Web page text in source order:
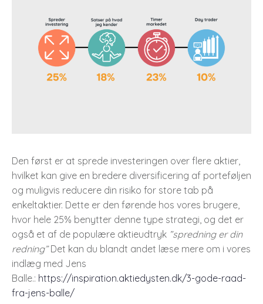
Den først er at sprede investeringen over flere aktier,
hvilket kan give en bredere diversificering af porteføljen
og muligvis reducere din risiko for store tab på
enkeltaktier. Dette er den førende hos vores brugere,
hvor hele 25% benytter denne type strategi, og det er
også et af de populære aktieudtryk ”spredning er din
redning”Det kan du blandt andet læse mere om i vores
indlæg med Jens
Balle.: https://inspiration.aktiedysten.dk/3-gode-raad-
fra-jens-balle/